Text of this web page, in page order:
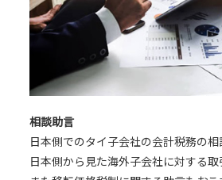
相談助言
日本側でのタイ子会社の会計税務の相
日本側から見た海外子会社に対する